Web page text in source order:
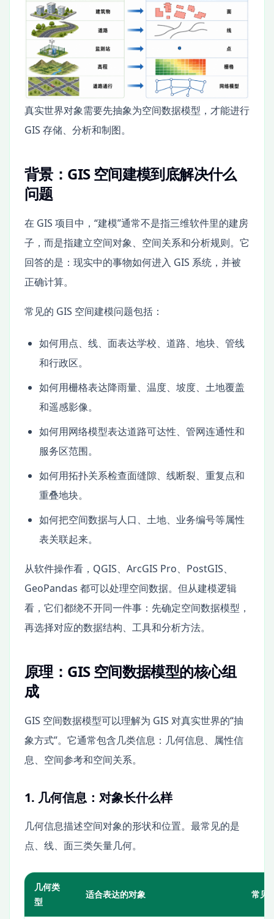
真实世界对象需要先抽象为空间数据模型，才能进行
GIS 存储、分析和制图。
背景：GIS 空间建模到底解决什么
问题
在 GIS 项目中，“建模”通常不是指三维软件里的建房
子，而是指建立空间对象、空间关系和分析规则。它
回答的是：现实中的事物如何进入 GIS 系统，并被
正确计算。
常见的 GIS 空间建模问题包括：
如何用点、线、面表达学校、道路、地块、管线
和行政区。
如何用栅格表达降雨量、温度、坡度、土地覆盖
和遥感影像。
如何用网络模型表达道路可达性、管网连通性和
服务区范围。
如何用拓扑关系检查面缝隙、线断裂、重复点和
重叠地块。
如何把空间数据与人口、土地、业务编号等属性
表关联起来。
从软件操作看，QGIS、ArcGIS Pro、PostGIS、
GeoPandas 都可以处理空间数据。但从建模逻辑
看，它们都绕不开同一件事：先确定空间数据模型，
再选择对应的数据结构、工具和分析方法。
原理：GIS 空间数据模型的核心组
成
GIS 空间数据模型可以理解为 GIS 对真实世界的“抽
象方式”。它通常包含几类信息：几何信息、属性信
息、空间参考和空间关系。
1. 几何信息：对象长什么样
几何信息描述空间对象的形状和位置。最常见的是
点、线、面三类矢量几何。
几何类
型
适合表达的对象 常见